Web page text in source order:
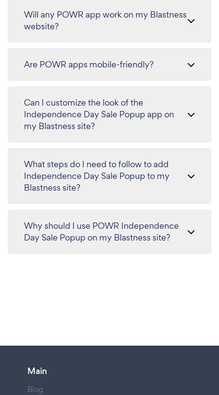
Will any POWR app work on my Blastness
website?
Are POWR apps mobile-friendly?
Can I customize the look of the
Independence Day Sale Popup app on
my Blastness site?
What steps do I need to follow to add
Independence Day Sale Popup to my
Blastness site?
Why should I use POWR Independence
Day Sale Popup on my Blastness site?
Main
Blog